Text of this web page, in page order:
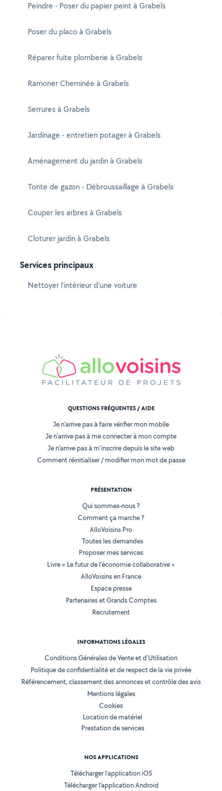
Peindre - Poser du papier peint à Grabels
Poser du placo à Grabels
Réparer fuite plomberie à Grabels
Ramoner Cheminée à Grabels
Serrures à Grabels
Jardinage - entretien potager à Grabels
Aménagement du jardin à Grabels
Tonte de gazon - Débroussaillage à Grabels
Couper les arbres à Grabels
Cloturer jardin à Grabels
Services principaux
Nettoyer l'intérieur d'une voiture
QUESTIONS FRÉQUENTES / AIDE
Je n'arrive pas à faire vérifier mon mobile
Je n'arrive pas à me connecter à mon compte
Je n'arrive pas à m'inscrire depuis le site web
Comment réinitialiser / modifier mon mot de passe
PRÉSENTATION
Qui sommes-nous ?
Comment ça marche ?
AlloVoisins Pro
Toutes les demandes
Proposer mes services
Livre « Le futur de l'économie collaborative »
AlloVoisins en France
Espace presse
Partenaires et Grands Comptes
Recrutement
INFORMATIONS LÉGALES
Conditions Générales de Vente et d'Utilisation
Politique de confidentialité et de respect de la vie privée
Référencement, classement des annonces et contrôle des avis
Mentions légales
Cookies
Location de matériel
Prestation de services
NOS APPLICATIONS
Télécharger l’application iOS
Télécharger l’application Android